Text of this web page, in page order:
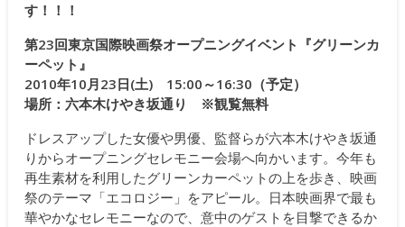
す！！！
第23回東京国際映画祭オープニングイベント『グリーンカ
ーペット』
2010年10月23日(土) 15:00～16:30（予定）
場所：六本木けやき坂通り ※観覧無料
ドレスアップした女優や男優、監督らが六本木けやき坂通
りからオープニングセレモニー会場へ向かいます。今年も
再生素材を利用したグリーンカーペットの上を歩き、映画
祭のテーマ「エコロジー」をアピール。日本映画界で最も
華やかなセレモニーなので、意中のゲストを目撃できるか